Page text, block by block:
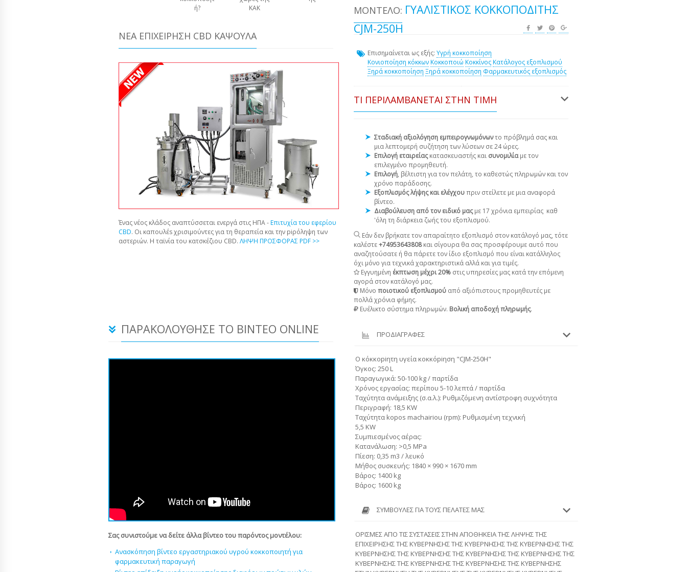
ή?
ΚΑΚ
ΝΈΑ ΕΠΙΧΕΊΡΗΣΗ CBD ΚΆΨΟΥΛΑ
Ένας νέος κλάδος αναπτύσσεται ενεργά στις ΗΠΑ -Επιτυχία του εφερίου
CBD. Οι καπουλέs χρισιμούντες για τη θεραπεία και την piρόληψη των
αστεριών. Η ταϊνία του κατσκέζιου CBD. ΛΗΨΗ ΠΡΟΣΦΟΡΑΣ PDF >>
ΜΟΝΤΈΛΟ: ΓΥΑΛΊΣΤΙΚΟΣ ΚΟΚΚΟΠΟΔΊΤΗΣ
CJM-250H
Επισημαίνεται ως εξής: Υγρή κοκκοποίηση
Κονιοποίηση κόκκωνΚοκκοποιώ ΚοκκίνοςΚατάλογος εξοπλισμού
Ξηρά κοκκοποίηση Ξηρά κοκκοποίηση Φαρμακευτικός εξοπλισμός
ΤΙ ΠΕΡΙΛΑΜΒΆΝΕΤΑΙ ΣΤΗΝ ΤΙΜΉ
Σταδιακή αξιολόγηση εμπειρογνωμόνωντο πρόβλημά σας και
μια λεπτομερή συζήτηση των λύσεων σε 24 ώρες.
Επιλογή εταιρείαςκατασκευαστής και συνομιλίαμε τον
επιλεγμένο προμηθευτή.
Επιλογή, βέλτιστη για τον πελάτη, το καθεστώς πληρωμών και τον
χρόνο παράδοσης.
Εξοπλισμός λήψης και ελέγχουπριν στείλετε με μια αναφορά
βίντεο.
Διαβούλευση από τον ειδικό μαςμε 17 χρόνια εμπειρίας καθ
'όλη τη διάρκεια ζωής του εξοπλισμού.
Εάν δεν βρήκατε τον απαραίτητο εξοπλισμό στον κατάλογό μας, τότε
καλέστε+74953643808και σίγουρα θα σας προσφέρουμε αυτό που
αναζητούσατε ή θα πάρετε τον ίδιο εξοπλισμό που είναι κατάλληλος
όχι μόνο για τεχνικά χαρακτηριστικά αλλά και για τιμές.
Εγγυημένη έκπτωση μέχρι 20% στις υπηρεσίες μας κατά την επόμενη
αγορά στον κατάλογό μας.
Μόνο ποιοτικού εξοπλισμού από αξιόπιστους προμηθευτές με
πολλά χρόνια φήμης.
Ευέλικτο σύστημα πληρωμών. Βολική αποδοχή πληρωμής.
ΠΑΡΑΚΟΛΟΎΘΗΣΕ ΤΟ ΒΊΝΤΕΟ ONLINE
Σας συνιστούμε να δείτε άλλα βίντεο του παρόντος μοντέλου:
Ανασκόπηση βίντεο εργαστηριακού υγρού κοκκοποιητή για
φαρμακευτική παραγωγή
ΠΡΟΔΙΑΓΡΑΦΕΣ
Ο κόκκοpiητη υγεία κοκκόpiηση "CJM-250H"
Όγκος: 250 L
Παραγωγικά: 50-100 kg / παρτίδα
Χρόνος εργασίας: περίπου 5-10 λεπτά / παρτίδα
Ταχύτητα ανάμειξης (σ.α.λ.): Ρυθμιζόμενη αντίστροφη συχνότητα
Περιγραφή: 18,5 KW
Ταχύτητα kopos machairiou (rpm): Ρυθμισμένη τεχνική
5,5 KW
Συμπιεσμένος αέρας:
Κατανάλωση: >0,5 MPa
Πίεση: 0,35 m3 / λευκό
Μήθος συσκευής: 1840 × 990 × 1670 mm
Βάρος: 1400 kg
Βάρος: 1600 kg
ΣΥΜΒΟΥΛΈΣ ΓΙΑ ΤΟΥΣ ΠΕΛΆΤΕΣ ΜΑΣ
ΟΡΙΣΜΕΣ ΑΠΟ ΤΙΣ ΣΥΣΤΑΣΕΙΣ ΣΤΗΝ ΑΠΟΘΗΚΕΙΑ ΤΗΣ ΛΗΨΗΣ ΤΗΣ
ΕΠΙΧΕΙΡΗΣΗΣ ΤΗΣ ΚΥΒΕΡΝΗΣΗΣ ΤΗΣ ΚΥΒΕΡΝΗΣΗΣ ΤΗΣ ΚΥΒΕΡΝΗΣΗΣ ΤΗΣ
ΚΥΒΕΡΝΗΣΗΣ ΤΗΣ ΚΥΒΕΡΝΗΣΗΣ ΤΗΣ ΚΥΒΕΡΝΗΣΗΣ ΤΗΣ ΚΥΒΕΡΝΗΣΗΣ ΤΗΣ
ΚΥΒΕΡΝΗΣΗΣ ΤΗΣ ΚΥΒΕΡΝΗΣΗΣ ΤΗΣ ΚΥΒΕΡΝΗΣΗΣ ΤΗΣ ΚΥΒΕΡΝΗΣΗΣ